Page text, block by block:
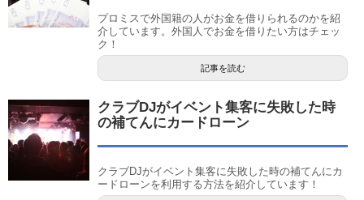
プロミスで外国籍の人がお金を借りられるのかを紹
介しています。外国人でお金を借りたい方はチェッ
ク！
記事を読む
クラブDJがイベント集客に失敗した時
の補てんにカードローン
クラブDJがイベント集客に失敗した時の補てんにカ
ードローンを利用する方法を紹介しています！